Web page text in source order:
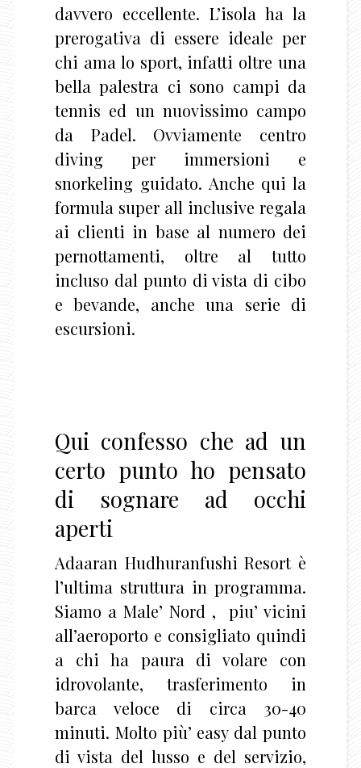
davvero eccellente. L’isola ha la
prerogativa di essere ideale per
chi ama lo sport, infatti oltre una
bella palestra ci sono campi da
tennis ed un nuovissimo campo
da Padel. Ovviamente centro
diving per immersioni e
snorkeling guidato. Anche qui la
formula super all inclusive regala
ai clienti in base al numero dei
pernottamenti, oltre al tutto
incluso dal punto di vista di cibo
e bevande, anche una serie di
escursioni.
Qui confesso che ad un
certo punto ho pensato
di sognare ad occhi
aperti
Adaaran Hudhuranfushi Resortè
l’ultima struttura in programma.
Siamo a Male’ Nord , piu’ vicini
all’aeroporto e consigliato quindi
a chi ha paura di volare con
idrovolante, trasferimento in
barca veloce di circa 30-40
minuti. Molto più’ easy dal punto
di vista del lusso e del servizio,